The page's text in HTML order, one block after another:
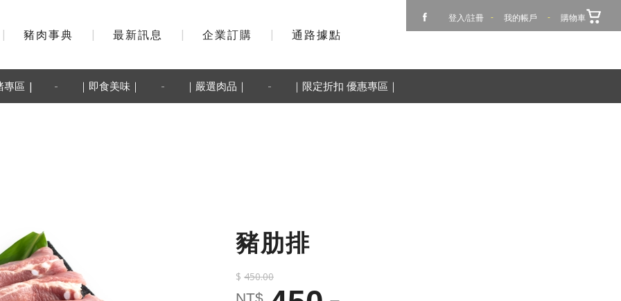
| 豬肉事典 | 最新訊息 | 企業訂購 | 通路據點
登入/註冊 - 我的帳戶 - 購物車
專區 | - ｜即食美味｜ - ｜嚴選肉品｜ - ｜限定折扣 優惠專區｜
豬肋排
$ 450.00